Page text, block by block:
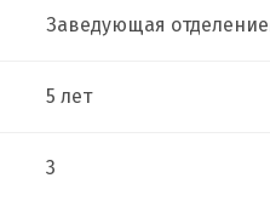
Заведующая
5 лет
3